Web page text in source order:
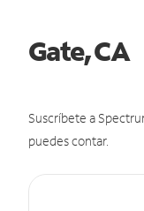
Gate, CA
Suscríbete a
puedes contar.